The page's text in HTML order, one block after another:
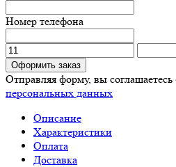
Номер телефона
Оформить заказ
Отправляя форму, вы
персональных данных
Описание
Характеристики
Оплата
Доставка